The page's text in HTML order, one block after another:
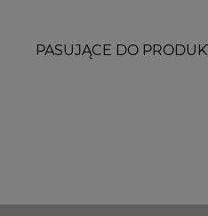
PASUJĄCE DO